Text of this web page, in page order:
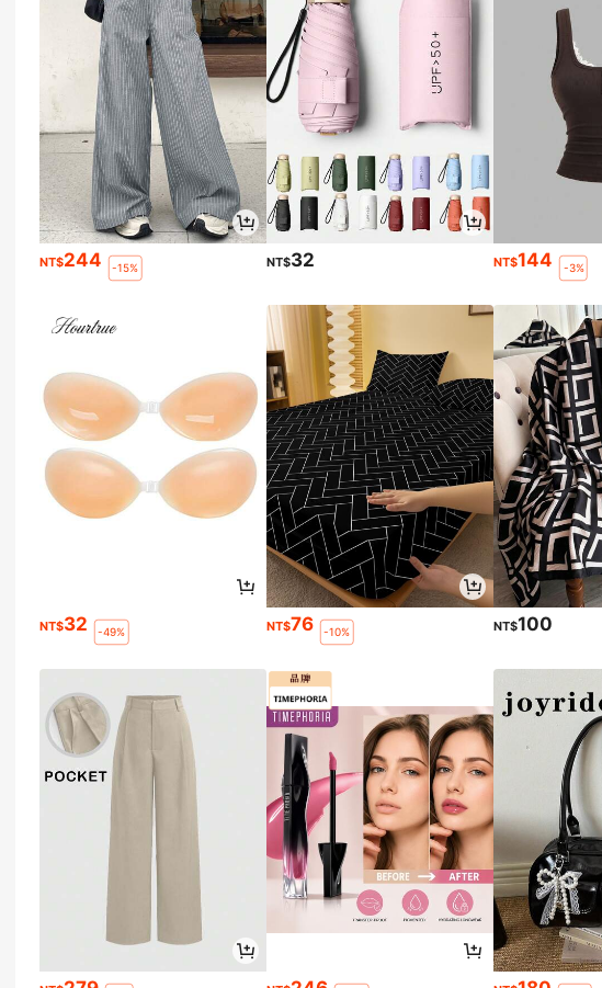
NT$244 -15% NT$32 NT$144 -3%
NT$32 -49% NT$76 -10% NT$100